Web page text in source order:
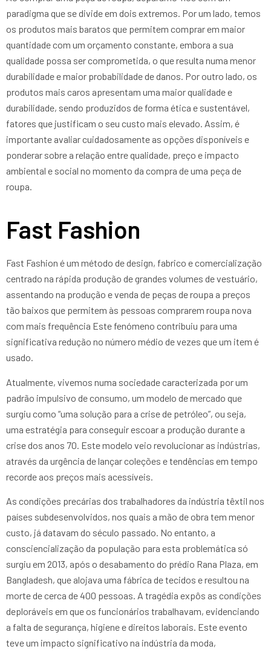
paradigma que se divide em dois extremos. Por um lado, temos
os produtos mais baratos que permitem comprar em maior
quantidade com um orçamento constante, embora a sua
qualidade possa ser comprometida, o que resulta numa menor
durabilidade e maior probabilidade de danos. Por outro lado, os
produtos mais caros apresentam uma maior qualidade e
durabilidade, sendo produzidos de forma ética e sustentável,
fatores que justificam o seu custo mais elevado. Assim, é
importante avaliar cuidadosamente as opções disponíveis e
ponderar sobre a relação entre qualidade, preço e impacto
ambiental e social no momento da compra de uma peça de
roupa.
Fast Fashion
Fast Fashion é um método de design, fabrico e comercialização
centrado na rápida produção de grandes volumes de vestuário,
assentando na produção e venda de peças de roupa a preços
tão baixos que permitem às pessoas comprarem roupa nova
com mais frequência Este fenómeno contribuiu para uma
significativa redução no número médio de vezes que um item é
usado.
Atualmente, vivemos numa sociedade caracterizada por um
padrão impulsivo de consumo, um modelo de mercado que
surgiu como “uma solução para a crise de petróleo”, ou seja,
uma estratégia para conseguir escoar a produção durante a
crise dos anos 70. Este modelo veio revolucionar as indústrias,
através da urgência de lançar coleções e tendências em tempo
recorde aos preços mais acessíveis.
As condições precárias dos trabalhadores da indústria têxtil nos
países subdesenvolvidos, nos quais a mão de obra tem menor
custo, já datavam do século passado. No entanto, a
consciencialização da população para esta problemática só
surgiu em 2013, após o desabamento do prédio Rana Plaza, em
Bangladesh, que alojava uma fábrica de tecidos e resultou na
morte de cerca de 400 pessoas. A tragédia expôs as condições
deploráveis em que os funcionários trabalhavam, evidenciando
a falta de segurança, higiene e direitos laborais. Este evento
teve um impacto significativo na indústria da moda,